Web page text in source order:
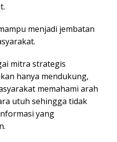
menjadi jembatan
mitra strategis
hanya mendukung,
memahami arah
utuh sehingga tidak
yang